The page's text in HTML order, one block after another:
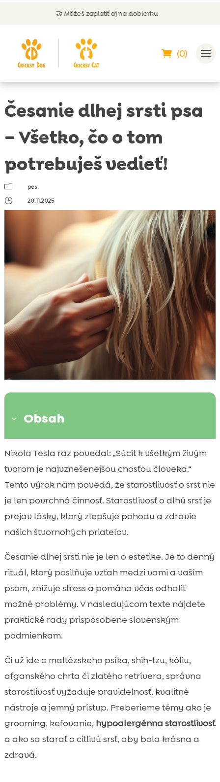
🤝 Môžeš zaplatiť aj na dobierku
(0)
Česanie dlhej srsti psa
– Všetko, čo o tom
potrebuješ vedieť!
m
pes
}
20.11.2025
3 Obsah

Prečo je pravidelná starostlivosť o dlhú srsť
kľúčová

Typy dlhej srsti a ako rozlíšiť potreby
Výber správnych hrebeňov a kefiek pre
dlhú srsť
Postup krok za krokom: od špičky chvosta
Ako často česať dlhú srsť podľa životného
štýlu psa
 Riešenie uzlov, dredov a plsti bez bolesti
 Kúpanie vs. česanie: správne poradie a
kozmetika pre citlivú srsť
Výživa a doplnky, ktoré podporujú zdravú
a lesklú srsť
 CricksyDog: potrava a starostlivosť pre
krásnu srsť a citlivé psy
 Špeciálne potreby: šteniatka, seniori a psy s
alergiami
Tipy od groomera: ako zvládnuť stres,
Nikola Tesla raz povedal: „Súcit k všetkým živým
tvorom je najvznešenejšou cnosťou človeka.“
Tento výrok nám povedá, že starostlivosť o srst nie
je len povrchná činnosť. Starostlivosť o dlhú srsť je
prejav lásky, ktorý zlepšuje pohodu a zdravie
našich štvornohých priateľov.
Česanie dlhej srsti nie je len o estetike. Je to denný
rituál, ktorý posilňuje vzťah medzi vami a vaším
psom, znižuje stress a pomáha včas odhaliť
možné problémy. V nasledujúcom texte nájdete
praktické rady prispôsobené slovenským
podmienkam.
Či už ide o maltézskeho psíka, shih-tzu, kóliu,
afganského chrta či zlatého retrívera, správna
starostlivosť vyžaduje pravidelnosť, kvalitné
nástroje a jemný prístup. Preberieme témy ako je
grooming, kefovanie, hypoalergénna starostlivosť
a ako sa starať o citlivú srsť, aby bola krásna a
zdravá.